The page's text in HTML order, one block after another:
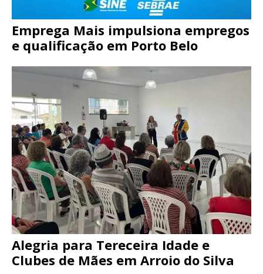
Emprega Mais impulsiona empregos
e qualificação em Porto Belo
Alegria para Tereceira Idade e
Clubes de Mães em Arroio do Silva